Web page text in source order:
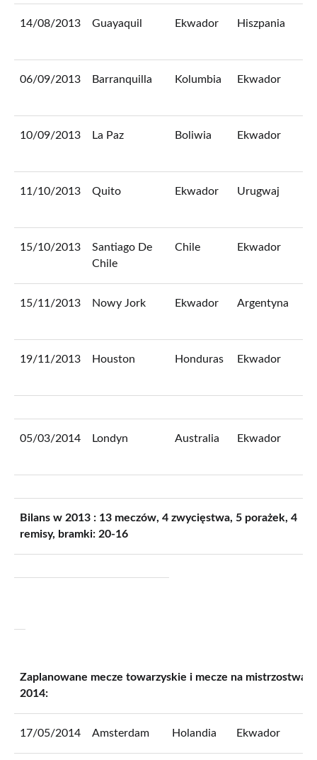
14/08/2013 Guayaquil Ekwador Hiszpania
06/09/2013 Barranquilla Kolumbia Ekwador
10/09/2013 La Paz Boliwia Ekwador
11/10/2013 Quito Ekwador Urugwaj
15/10/2013
Santiago De
Chile
Chile Ekwador
15/11/2013 Nowy Jork Ekwador Argentyna
19/11/2013 Houston Honduras Ekwador
05/03/2014 Londyn Australia Ekwador
Bilans w 2013 : 13 meczów, 4 zwycięstwa, 5 porażek, 4
remisy, bramki: 20-16
Zaplanowane mecze towarzyskie i mecze na
2014:
17/05/2014 Amsterdam Holandia Ekwador